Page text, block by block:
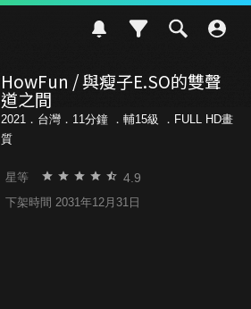
HowFun / 與瘦子E.SO的雙聲
道之間
2021．台灣．11分鐘 ． 輔15級
．FULL HD畫
質
星等 4.9
下架時間 2031年12月31日